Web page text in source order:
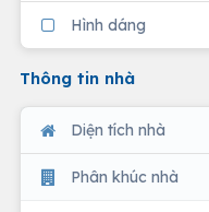
Hình dáng
Thông tin nhà
Diện tích nhà
Phân khúc nhà